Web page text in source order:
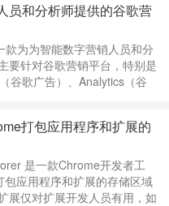
日……继续阅读 »
员和分析师提供的谷歌营
款为为智能数字营销人员和分
要针对谷歌营销平台，特别是
谷歌广告）、Analytics（谷
打包应用程序和扩展的
是一款Chrome开发者工
应用程序和扩展的存储区域
展仅对扩展开发人员有用，如